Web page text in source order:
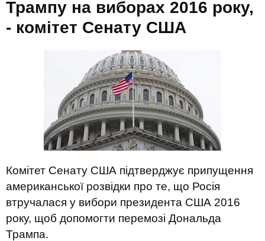
Трампу на виборах 2016 року,
- комітет Сенату США
Комітет Сенату США підтверджує припущення
американської розвідки про те, що Росія
втручалася у вибори президента США 2016
року, щоб допомогти перемозі Дональда
Трампа.